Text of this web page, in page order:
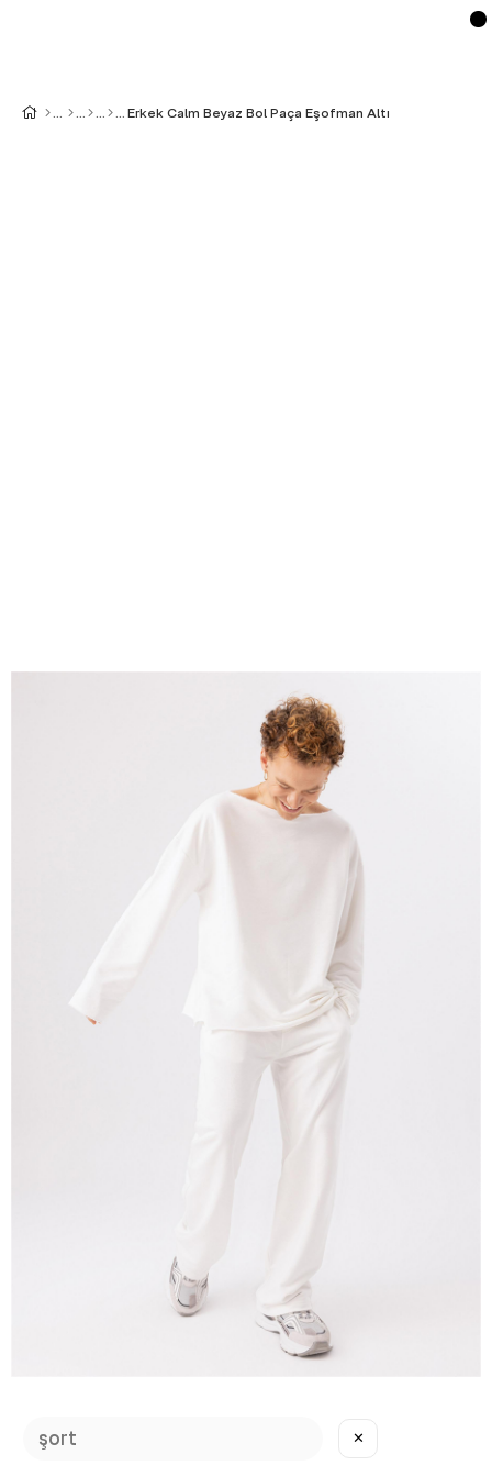
Erkek Calm Beyaz Bol Paça Eşofman Altı
✕